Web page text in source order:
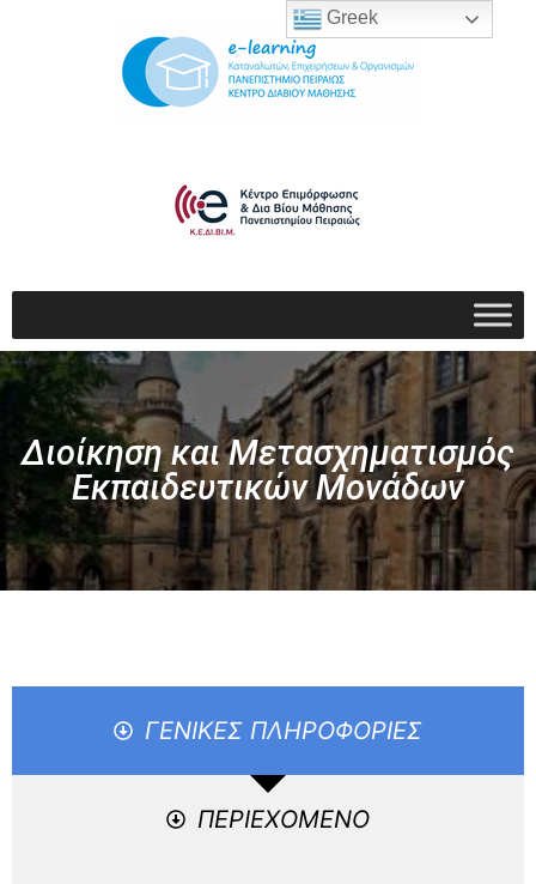
Διοίκηση και Μετασχηματισμός
Εκπαιδευτικών Μονάδων
ΓΕΝΙΚΕΣ ΠΛΗΡΟΦΟΡΙΕΣ
ΠΕΡΙΕΧΟΜΕΝΟ
Greek